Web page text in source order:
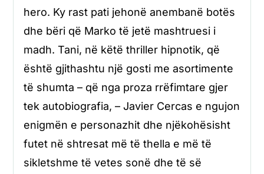
hero. Ky rast pati jehonë anembanë botës
dhe bëri që Marko të jetë mashtruesi i
madh. Tani, në këtë thriller hipnotik, që
është gjithashtu një gosti me asortimente
të shumta – që nga proza rrëfimtare gjer
tek autobiografia, – Javier Cercas e ngujon
enigmën e personazhit dhe njëkohësisht
futet në shtresat më të thella e më të
sikletshme të vetes sonë dhe të së